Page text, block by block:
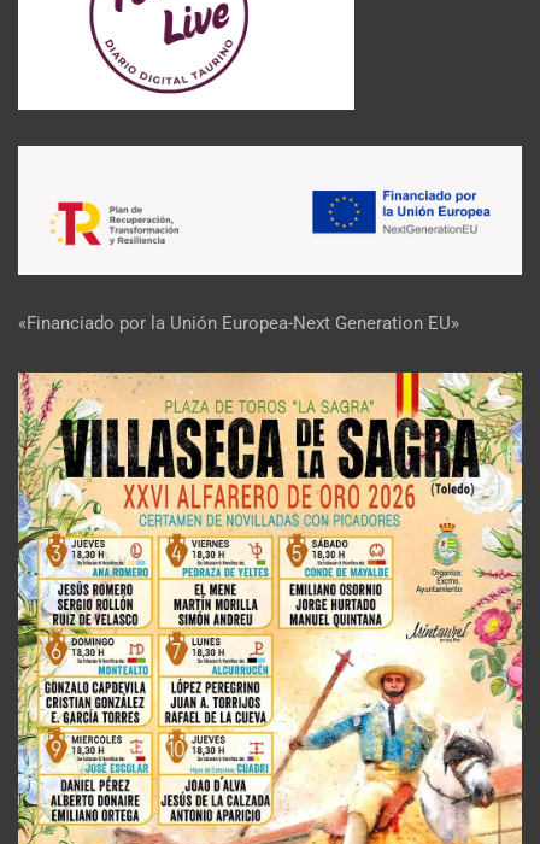
«Financiado por la Unión Europea-Next Generation EU»